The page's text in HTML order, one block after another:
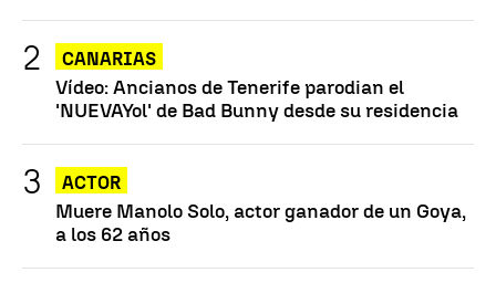
CANARIAS
Vídeo: Ancianos de Tenerife parodian el
'NUEVAYol' de Bad Bunny desde su residencia
ACTOR
Muere Manolo Solo, actor ganador de un Goya,
a los 62 años